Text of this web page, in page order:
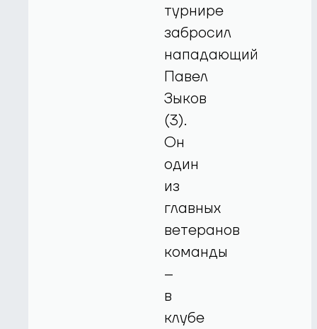
турнире
забросил
нападающий
Павел
Зыков
(3).
Он
один
из
главных
ветеранов
команды
–
в
клубе